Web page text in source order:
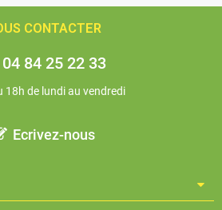
CONTACTER
04 84 25 22 33
18h de lundi au vendredi
Ecrivez-nous